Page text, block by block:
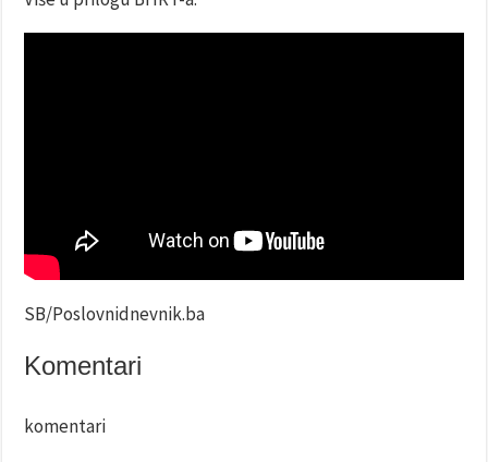
SB/Poslovnidnevnik.ba
Komentari
komentari